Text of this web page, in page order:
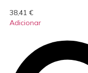
38,41 €
Adicionar